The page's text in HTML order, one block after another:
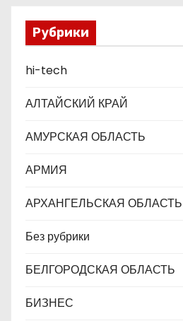
з
а
п
и
с
я
м
Рубрики
hi-tech
АЛТАЙСКИЙ КРАЙ
АМУРСКАЯ ОБЛАСТЬ
АРМИЯ
АРХАНГЕЛЬСКАЯ ОБЛАСТЬ
Без рубрики
БЕЛГОРОДСКАЯ ОБЛАСТЬ
БИЗНЕС